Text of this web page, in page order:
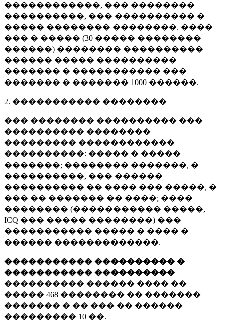
������������, ��� ��������
����������, ��� ���������� �
����� �������� ��������. ����
��� � ����� (30 ����� ��������
������) �������� ����������
������ ����� ����������
������� � ����������� ���
������� � ������� 1000 ������.
2. ����������� ��������
��� �������� ���������� ���
���������� ��������
��������� ������������
����������: ����� � �����
�������; �������� �������, �
����������, ��� ������
���������� �� ���� ��� �����, �
��� �� ������� �� ����; ����
�������� (����������� �����,
ICQ ��� ����� ��������) ���
����������� ����� � ���� �
������ �������������.
����������� ���������� �
����������� ����������
���������� ������ ���� ��
����� 468 �������� �� �������
������� � �� ��� �� ������
��������� 10 ��.